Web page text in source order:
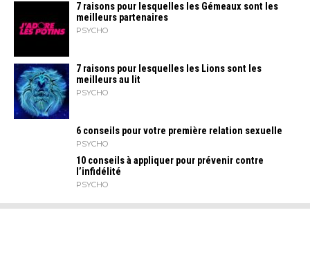
7 raisons pour lesquelles les Gémeaux sont les
meilleurs partenaires
PSYCHO
7 raisons pour lesquelles les Lions sont les
meilleurs au lit
PSYCHO
6 conseils pour votre première relation sexuelle
PSYCHO
10 conseils à appliquer pour prévenir contre
l’infidélité
PSYCHO